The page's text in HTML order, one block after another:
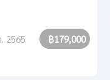
2565 ฿179,000